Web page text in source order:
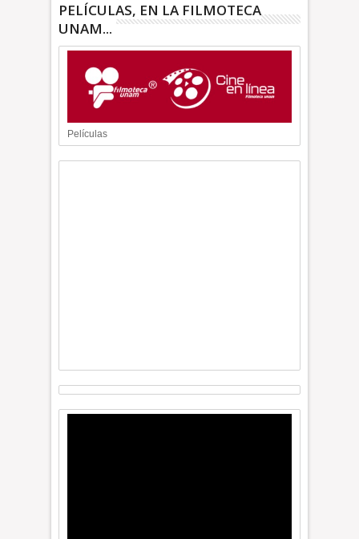
PELÍCULAS, EN LA FILMOTECA
UNAM...
Películas